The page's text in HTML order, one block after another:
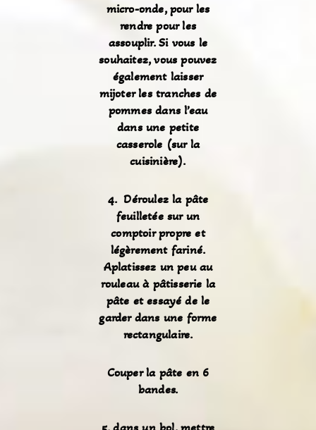
micro-onde, pour les
rendre pour les
assouplir. Si vous le
souhaitez, vous pouvez
également laisser
mijoter les tranches de
pommes dans l’eau
dans une petite
casserole (sur la
cuisinière).
4. Déroulez la pâte
feuilletée sur un
comptoir propre et
légèrement fariné.
Aplatissez un peu au
rouleau à pâtisserie la
pâte et essayé de le
garder dans une forme
rectangulaire.
Couper la pâte en 6
bandes.